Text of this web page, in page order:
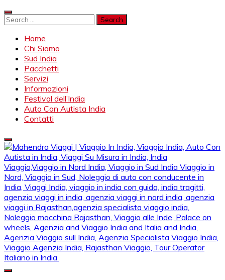
Skip
to
Search
Home
Chi Siamo
Sud India
Pacchetti
Servizi
Informazioni
Festival dell’India
Auto Con Autista India
Contatti